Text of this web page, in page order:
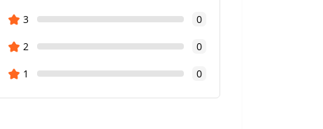
3 0
2 0
1 0